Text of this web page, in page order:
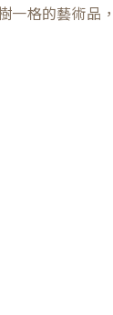
格的藝術品